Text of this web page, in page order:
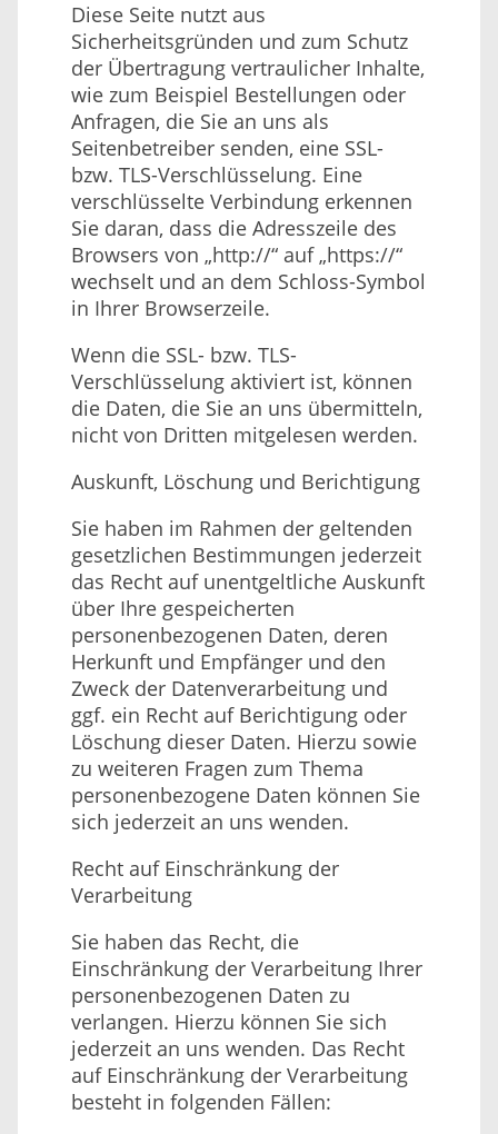
Diese Seite nutzt aus
Sicherheitsgründen und zum Schutz
der Übertragung vertraulicher Inhalte,
wie zum Beispiel Bestellungen oder
Anfragen, die Sie an uns als
Seitenbetreiber senden, eine SSL-
bzw. TLS-Verschlüsselung. Eine
verschlüsselte Verbindung erkennen
Sie daran, dass die Adresszeile des
Browsers von „http://“ auf „https://“
wechselt und an dem Schloss-Symbol
in Ihrer Browserzeile.
Wenn die SSL- bzw. TLS-
Verschlüsselung aktiviert ist, können
die Daten, die Sie an uns übermitteln,
nicht von Dritten mitgelesen werden.
Auskunft, Löschung und Berichtigung
Sie haben im Rahmen der geltenden
gesetzlichen Bestimmungen jederzeit
das Recht auf unentgeltliche Auskunft
über Ihre gespeicherten
personenbezogenen Daten, deren
Herkunft und Empfänger und den
Zweck der Datenverarbeitung und
ggf. ein Recht auf Berichtigung oder
Löschung dieser Daten. Hierzu sowie
zu weiteren Fragen zum Thema
personenbezogene Daten können Sie
sich jederzeit an uns wenden.
Recht auf Einschränkung der
Verarbeitung
Sie haben das Recht, die
Einschränkung der Verarbeitung Ihrer
personenbezogenen Daten zu
verlangen. Hierzu können Sie sich
jederzeit an uns wenden. Das Recht
auf Einschränkung der Verarbeitung
besteht in folgenden Fällen: